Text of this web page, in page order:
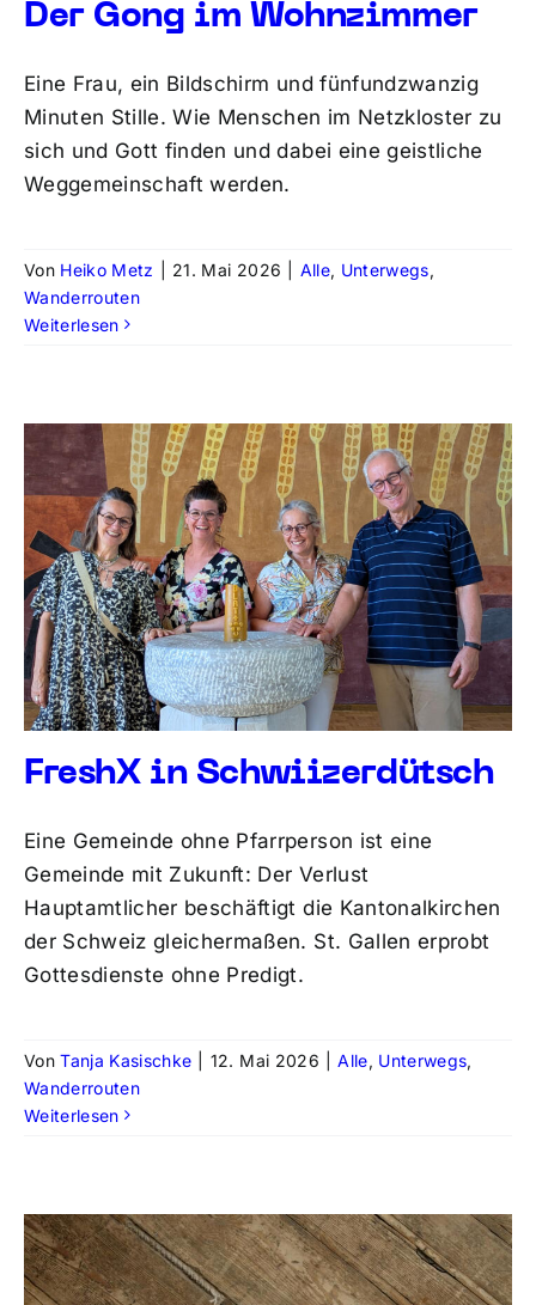
Der Gong im Wohnzimmer
Eine Frau, ein Bildschirm und fünfundzwanzig
Minuten Stille. Wie Menschen im Netzkloster zu
sich und Gott finden und dabei eine geistliche
Weggemeinschaft werden.
Von Heiko Metz 21. Mai 2026 Alle, Unterwegs,
Wanderrouten
Weiterlesen
FreshX in Schwiizerdütsch
Eine Gemeinde ohne Pfarrperson ist eine
Gemeinde mit Zukunft: Der Verlust
Hauptamtlicher beschäftigt die Kantonalkirchen
der Schweiz gleichermaßen. St. Gallen erprobt
Gottesdienste ohne Predigt.
VonTanja Kasischke 12. Mai 2026 Alle, Unterwegs,
Wanderrouten
Weiterlesen